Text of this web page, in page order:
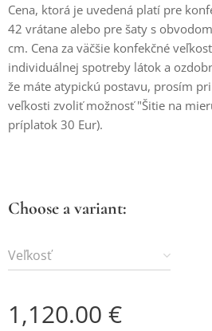
Cena, ktorá je uvedená platí pre
42 vrátane alebo pre šaty s
cm. Cena za väčšie konfekčné
individuálnej spotreby látok a
že máte atypickú postavu, prosím
veľkosti zvoliť možnosť "Šitie na
príplatok 30 Eur).
Choose a variant:
Veľkosť
1,120.00 €